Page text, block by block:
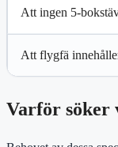
Att ingen 5-
Att flygfä
Varför söker